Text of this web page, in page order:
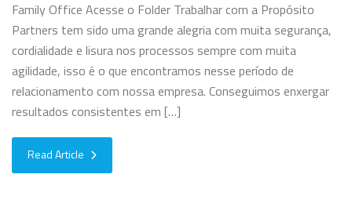
Family Office Acesse o Folder Trabalhar com a Propósito
Partners tem sido uma grande alegria com muita segurança,
cordialidade e lisura nos processos sempre com muita
agilidade, isso é o que encontramos nesse período de
relacionamento com nossa empresa. Conseguimos enxergar
resultados consistentes em […]
Read Article